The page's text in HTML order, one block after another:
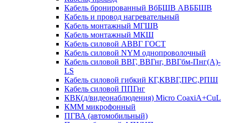
Кабель бронированный ВбБШВ АВББШВ
Кабель и провод нагревательный
Кабель монтажный МГШВ
Кабель монтажный МКШ
Кабель силовой АВВГ ГОСТ
Кабель силовой NYM однопроволочный
Кабель силовой ВВГ, ВВГнг, ВВГбм-Пнг(А)-
LS
Кабель силовой гибкий КГ,КВВГ,ПРС,РПШ
Кабель силовой ППГнг
КВК(д/видеонаблюдения) Micro CoaxiA+CuL
КММ микрофонный
ПГВА (автомобильный)